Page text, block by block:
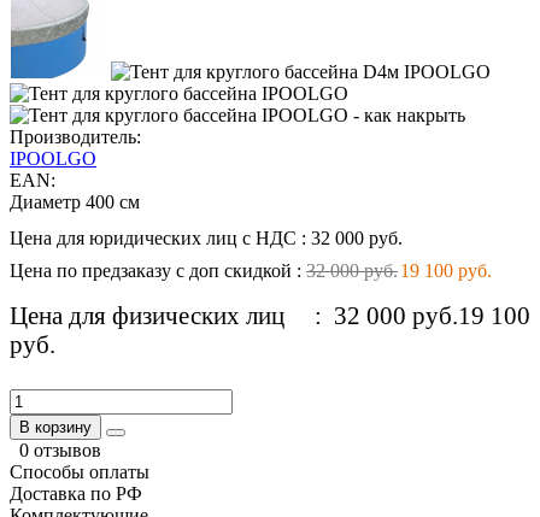
Производитель:
IPOOLGO
EAN:
Диаметр 400 см
Цена для юридических лиц с НДС : 32 000 руб.
Цена по предзаказу с доп скидкой : 32 000 руб.19 100 руб.
Цена для физических лиц : 32 000 руб.19 100
руб.
В корзину
0 отзывов
Способы оплаты
Доставка по РФ